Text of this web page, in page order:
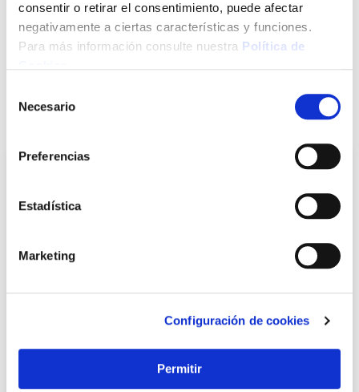
consentir o retirar el consentimiento, puede afectar
negativamente a ciertas características y funciones.
Para más información consulte nuestra Política de
Necesario
Preferencias
Estadística
Marketing
Configuración de cookies
Permitir
+ INFO
Llave fija 6m-14-15 bahco
Bahco